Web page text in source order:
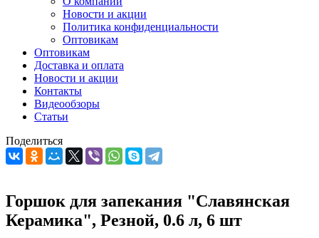
Новости и акции
Политика конфиденциальности
Оптовикам
Оптовикам
Доставка и оплата
Новости и акции
Контакты
Видеообзоры
Статьи
Поделиться
Горшок для запекания "Славянская
Керамика", Резной, 0.6 л, 6 шт